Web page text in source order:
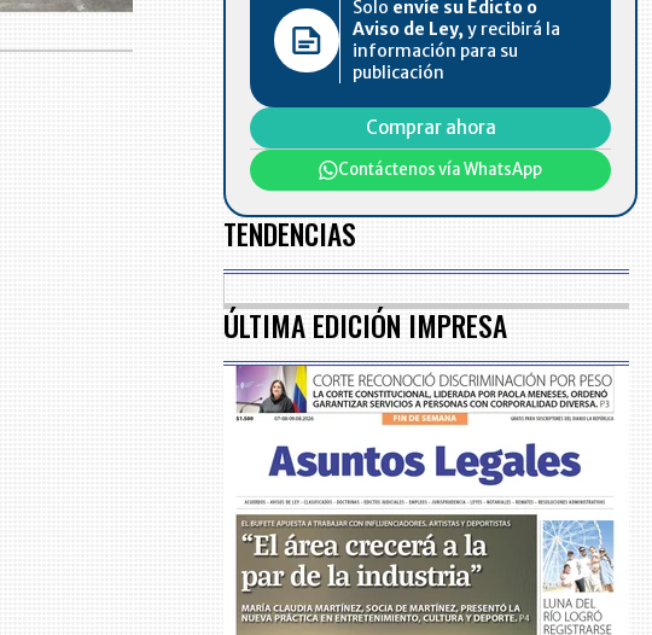
Solo envíe su Edicto o
Aviso de Ley, y recibirá la
información para su
publicación
Comprar ahora
Contáctenos vía WhatsApp
TENDENCIAS
ÚLTIMA EDICIÓN IMPRESA